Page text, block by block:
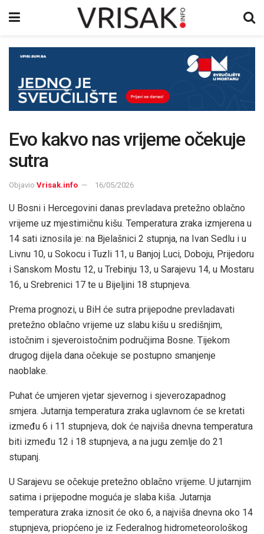
Evo kakvo nas vrijeme očekuje
sutra
Objavio Vrisak.info 16/05/2026
U Bosni i Hercegovini danas prevladava pretežno oblačno
vrijeme uz mjestimičnu kišu. Temperatura zraka izmjerena u
14 sati iznosila je: na Bjelašnici 2 stupnja, na Ivan Sedlu i u
Livnu 10, u Sokocu i Tuzli 11, u Banjoj Luci, Doboju, Prijedoru
i Sanskom Mostu 12, u Trebinju 13, u Sarajevu 14, u Mostaru
16, u Srebrenici 17 te u Bijeljini 18 stupnjeva.
Prema prognozi, u BiH će sutra prijepodne prevladavati
pretežno oblačno vrijeme uz slabu kišu u središnjim,
istočnim i sjeveroistočnim područjima Bosne. Tijekom
drugog dijela dana očekuje se postupno smanjenje
naoblake.
Puhat će umjeren vjetar sjevernog i sjeverozapadnog
smjera. Jutarnja temperatura zraka uglavnom će se kretati
između 6 i 11 stupnjeva, dok će najviša dnevna temperatura
biti između 12 i 18 stupnjeva, a na jugu zemlje do 21
stupanj.
U Sarajevu se očekuje pretežno oblačno vrijeme. U jutarnjim
satima i prijepodne moguća je slaba kiša. Jutarnja
temperatura zraka iznosit će oko 6, a najviša dnevna oko 14
stupnjeva, priopćeno je iz Federalnog hidrometeorološkog